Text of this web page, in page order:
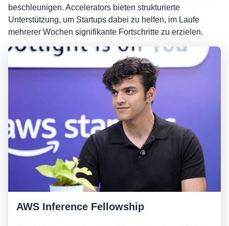
beschleunigen. Accelerators bieten strukturierte
Unterstützung, um Startups dabei zu helfen, im Laufe
mehrerer Wochen signifikante Fortschritte zu erzielen.
AWS Inference Fellowship